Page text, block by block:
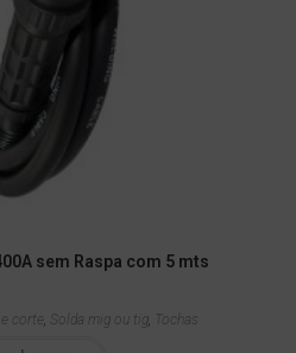
sem Raspa com 5 mts
corte, Solda mig ou tig, Tochas